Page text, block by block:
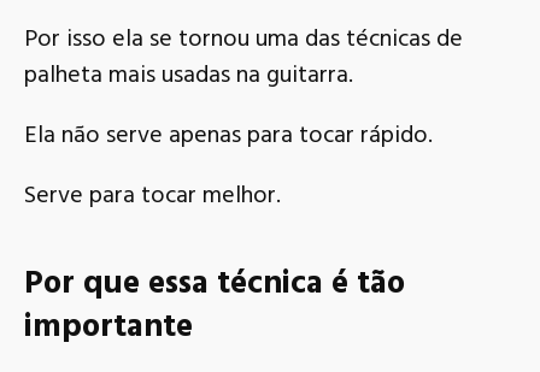
Por isso ela se tornou uma das técnicas de
palheta mais usadas na guitarra.
Ela não serve apenas para tocar rápido.
Serve para tocar melhor.
Por que essa técnica é tão
importante